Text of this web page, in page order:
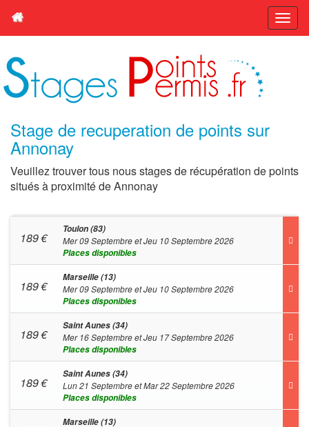
Stage de recuperation de points sur
Annonay
Veuillez trouver tous nous stages de récupération de points
situés à proximité de Annonay
189€
Toulon (83)
Mer 09 Septembre et Jeu 10 Septembre 2026
Places disponibles
189€
Marseille (13)
Mer 09 Septembre et Jeu 10 Septembre 2026
Places disponibles
189€
Saint Aunes (34)
Mer 16 Septembre et Jeu 17 Septembre 2026
Places disponibles
189€
Saint Aunes (34)
Lun 21 Septembre et Mar 22 Septembre 2026
Places disponibles
Marseille (13)